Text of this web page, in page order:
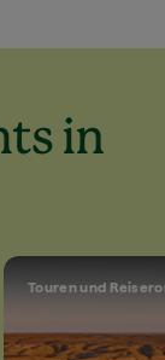
in
Touren und